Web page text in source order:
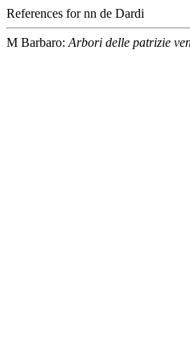
References for nn de Dardi
M Barbaro: Arbori delle patrizie